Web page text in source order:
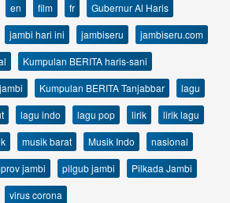
en film fr
Gubernur Al Haris
jambi hari ini jambiseru
jambiseru.com
Kumpulan BERITA haris-sani
Kumpulan BERITA Tanjabbar
lagu
lagu indo lagu pop lirik
lirik lagu
musik barat Musik Indo
nasional
jambi pilgub jambi
Pilkada Jambi
virus corona